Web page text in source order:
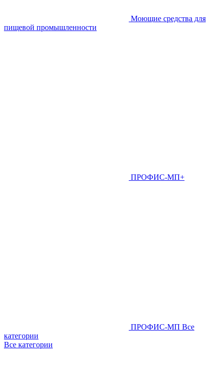
Моющие средства для
пищевой промышленности
ПРОФИС-МП+
ПРОФИС-МП Все
категории
Все категории